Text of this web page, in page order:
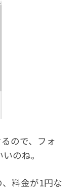
ので、フォ
のね。
料金が1円な